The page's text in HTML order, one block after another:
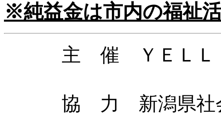
※純益金は市内の福祉
主 催 ＹＥＬＬ（
協 力 新潟県社会